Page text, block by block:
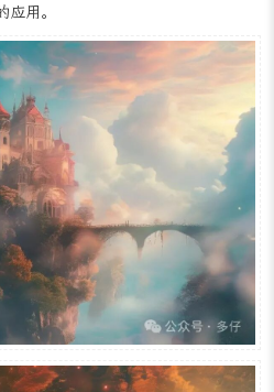
特效来实现，这种风格在插画、广
应用。